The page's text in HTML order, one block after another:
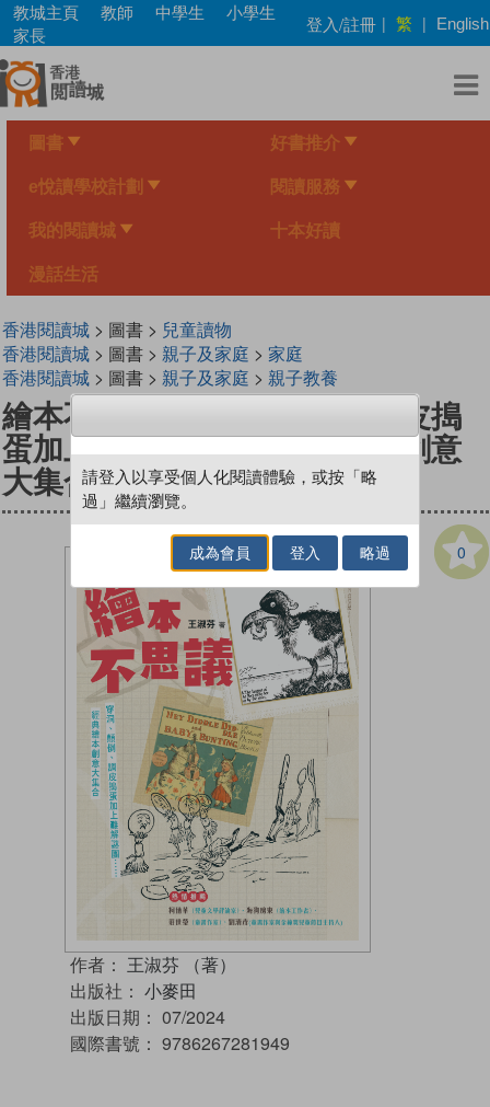
Skip
main
content
教城主頁 教師 中學生
小學生
家長
登入/註冊 | 繁 | English
圖書 好書推介
e悅讀學校計劃 閱讀服務
我的閱讀城 十本好讀
漫話生活
香港閱讀城> 圖書 > 兒童讀物
香港閱讀城> 圖書 > 親子及家庭 > 家庭
香港閱讀城> 圖書 > 親子及家庭 > 親子教養
繪本不思議：穿洞、顛倒、調皮搗
蛋加上難解謎團……經典繪本創意
大集合
0
作者： 王淑芬 （著）
出版社： 小麥田
出版日期： 07/2024
國際書號： 9786267281949
請登入以享受個人化閱讀體驗，或按「略
過」繼續瀏覽。
成為會員 登入 略過